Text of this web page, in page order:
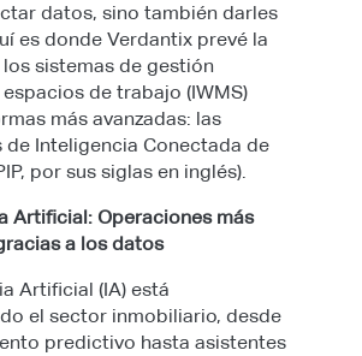
datos, sino también darles
es donde Verdantix prevé la
sistemas de gestión
de trabajo (IWMS)
más avanzadas: las
de Inteligencia Conectada de
por sus siglas en inglés).
Artificial: Operaciones más
a los datos
Artificial (IA) está
el sector inmobiliario, desde
predictivo hasta asistentes